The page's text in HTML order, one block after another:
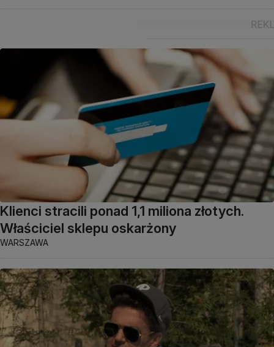
Klienci stracili ponad 1,1 miliona złotych.
Właściciel sklepu oskarżony
WARSZAWA